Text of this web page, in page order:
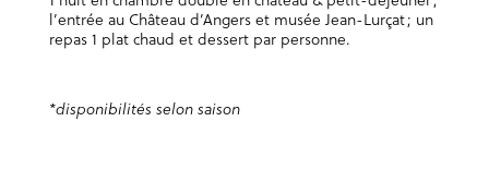
l’entrée au Château d’Angers et musée Jean-Lurçat ; un
repas 1 plat chaud et dessert par personne.
*disponibilités selon saison